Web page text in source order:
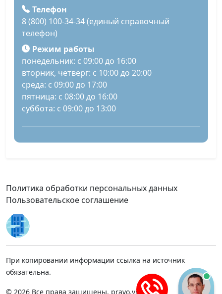
Телефон
8 (800) 100-34-34 (единый справочный
телефон)
Режим работы
понедельник: с 09:00 до 16:00
вторник, четверг: с 10:00 до 20:00
среда: с 09:00 до 17:00
пятница: с 08:00 до 16:00
суббота: с 09:00 до 13:00
Политика обработки персональных данных
Пользовательское соглашение
При копировании информации ссылка на источник
обязательна.
© 2026 Все права защищены, pravo.vnmsk.ru.